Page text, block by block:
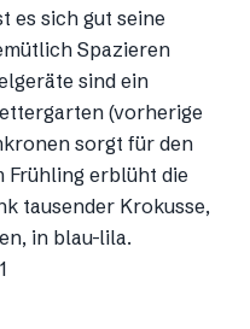
es sich gut seine
Spazieren
sind ein
(vorherige
sorgt für den
Frühling erblüht die
tausender Krokusse,
in blau-lila.